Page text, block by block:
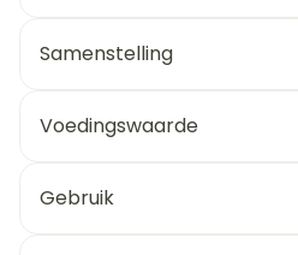
Samenstelling
Voedingswaarde
Gebruik